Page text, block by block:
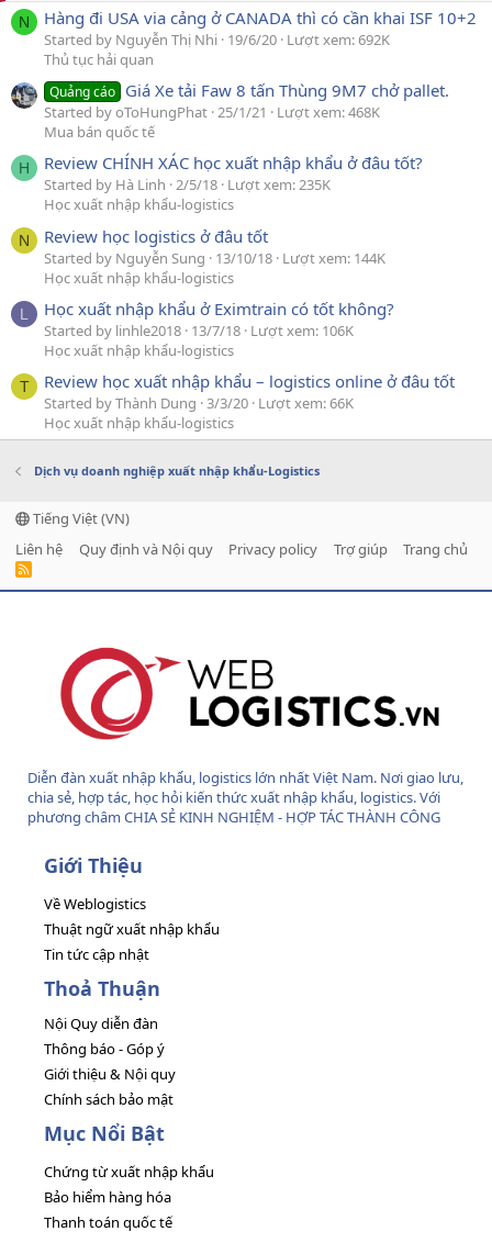
N Hàng đi USA via cảng ở CANADA thì có cần khai ISF 10+2
Started by Nguyễn Thị Nhi 19/6/20 Lượt xem: 692K
Thủ tục hải quan
Quảng cáo Giá Xe tải Faw 8 tấn Thùng 9M7 chở pallet.
Started by oToHungPhat 25/1/21
Lượt xem: 468K
Mua bán quốc tế
H Review CHÍNH XÁC học xuất nhập khẩu ở đâu tốt?
Started by Hà Linh 2/5/18 Lượt xem: 235K
Học xuất nhập khẩu-logistics
N Review học logistics ở đâu tốt
Started by Nguyễn Sung 13/10/18 Lượt xem: 144K
Học xuất nhập khẩu-logistics
L Học xuất nhập khẩu ở Eximtrain có tốt không?
Started by linhle2018 13/7/18 Lượt xem: 106K
Học xuất nhập khẩu-logistics
T Review học xuất nhập khẩu – logistics online ở đâu tốt
Started by Thành Dung 3/3/20 Lượt xem: 66K
Học xuất nhập khẩu-logistics
Dịch vụ doanh nghiệp xuất nhập khẩu-Logistics
Tiếng Việt (VN)
Liên hệ
Quy định và Nội quy Privacy policy Trợ giúp Trang chủ
R
Diễn đàn xuất nhập khẩu, logistics lớn nhất Việt Nam. Nơi giao lưu,
chia sẻ, hợp tác, học hỏi kiến thức xuất nhập khẩu, logistics. Với
phương châm CHIA SẺ KINH NGHIỆM - HỢP TÁC THÀNH CÔNG
Giới Thiệu
Về Weblogistics
Thuật ngữ xuất nhập khẩu
Tin tức cập nhật
Thoả Thuận
Nội Quy diễn đàn
Thông báo - Góp ý
Giới thiệu & Nội quy
Chính sách bảo mật
Mục Nổi Bật
Chứng từ xuất nhập khẩu
Bảo hiểm hàng hóa
Thanh toán quốc tế